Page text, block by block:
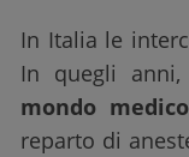
In Italia le
In quegli anni,
mondo
reparto di